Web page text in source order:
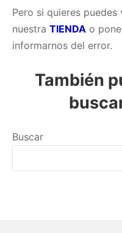
Pero si quieres
nuestra TIENDA o
informarnos del error.
También
Buscar